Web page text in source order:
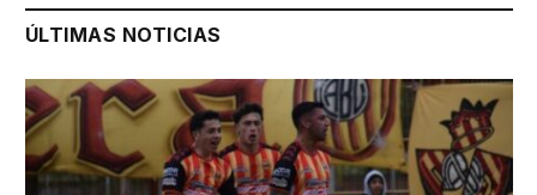
ÚLTIMAS NOTICIAS